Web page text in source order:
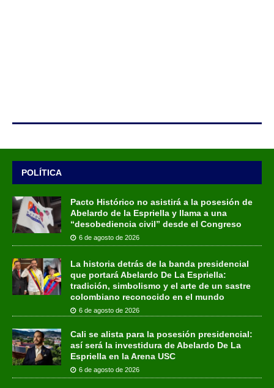
POLÍTICA
Pacto Histórico no asistirá a la posesión de
Abelardo de la Espriella y llama a una
“desobediencia civil” desde el Congreso
6 de agosto de 2026
La historia detrás de la banda presidencial
que portará Abelardo De La Espriella:
tradición, simbolismo y el arte de un sastre
colombiano reconocido en el mundo
6 de agosto de 2026
Cali se alista para la posesión presidencial:
así será la investidura de Abelardo De La
Espriella en la Arena USC
6 de agosto de 2026